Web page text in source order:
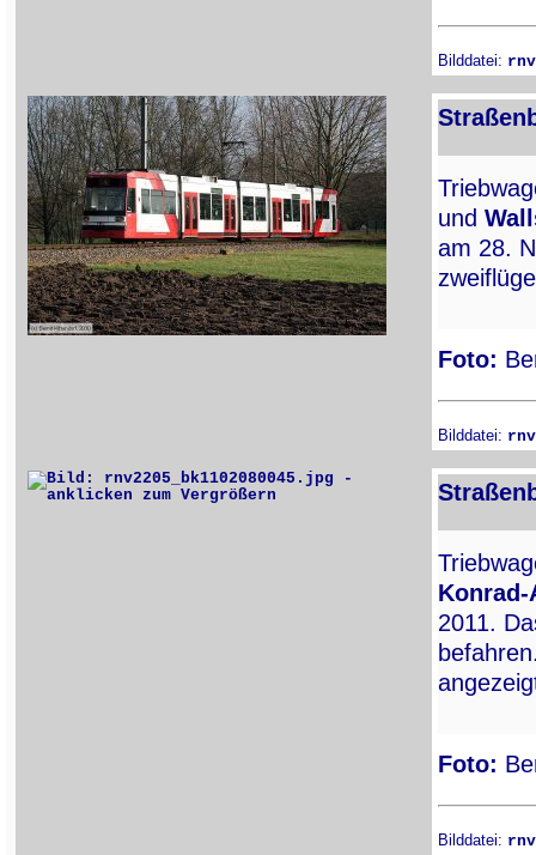
Bilddatei:
und
am 28.
Foto:
Bilddatei:
Konrad-
2011.
Foto:
Bilddatei: